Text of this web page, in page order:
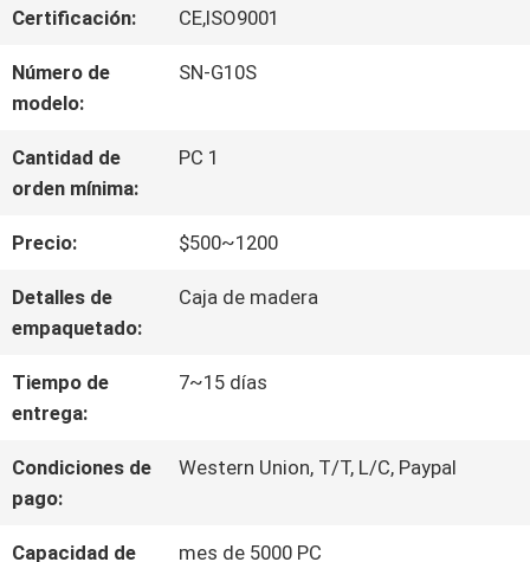
VIAJE
DE
LA
FÁBRICA
CONTROL
DE
CALIDAD
ÉNTRENOS
Certificación: CE,ISO9001
Número de
modelo:
SN-G10S
Cantidad de
orden mínima:
PC 1
Precio: $500~1200
Detalles de
empaquetado:
Caja de madera
Tiempo de
entrega:
7~15 días
Condiciones de
pago:
Western Union, T/T, L/C, Paypal
Capacidad de
mes de 5000 PC